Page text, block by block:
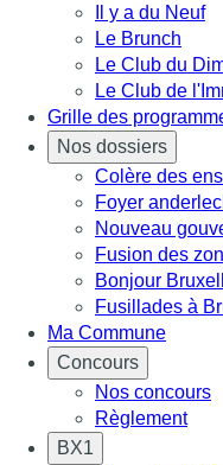
Il y a du Neuf
Le Brunch
Le Club du
Le Club de
Grille des
Nos dossiers
Colère des
Foyer
Nouveau
Fusion des
Bonjour
Fusillades à
Ma Commune
Concours
Nos concours
Règlement
BX1